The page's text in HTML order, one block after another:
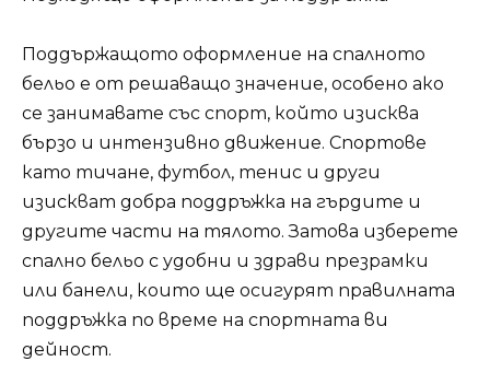
Поддържащото оформление на спалното
бельо е от решаващо значение, особено ако
се занимавате със спорт, който изисква
бързо и интензивно движение. Спортове
като тичане, футбол, тенис и други
изискват добра поддръжка на гърдите и
другите части на тялото. Затова изберете
спално бельо с удобни и здрави презрамки
или банели, които ще осигурят правилната
поддръжка по време на спортната ви
дейност.